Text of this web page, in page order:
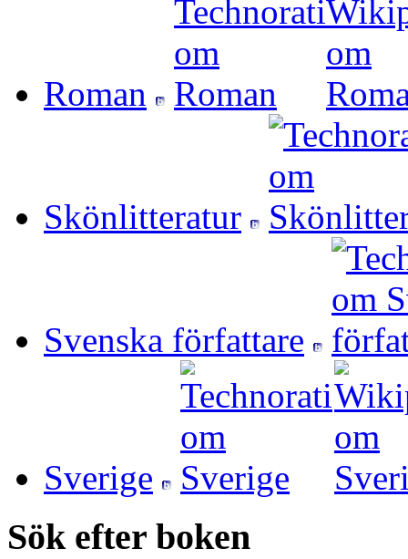
Roman
Skönlitteratur
Svenska författare
Sverige
Sök efter boken